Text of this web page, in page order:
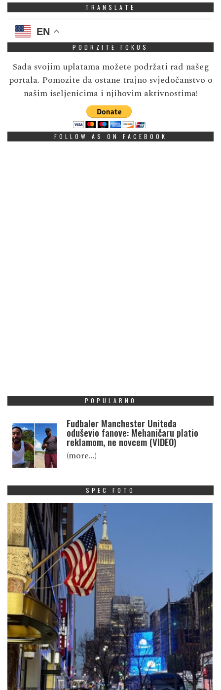
TRANSLATE
EN
PODRZITE FOKUS
Sada svojim uplatama možete podržati rad našeg
portala. Pomozite da ostane trajno svjedočanstvo o
našim iseljenicima i njihovim aktivnostima!
FOLLOW AS ON FACEBOOK
POPULARNO
Fudbaler Manchester Uniteda
oduševio fanove: Mehaničaru platio
reklamom, ne novcem (VIDEO)
(more…)
SPEC FOTO